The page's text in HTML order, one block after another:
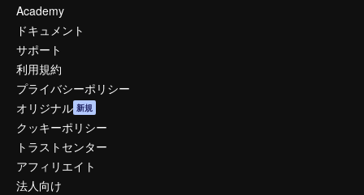
Academy
ドキュメント
サポート
利用規約
プライバシーポリシー
オリジナル 新規
クッキーポリシー
トラストセンター
アフィリエイト
法人向け